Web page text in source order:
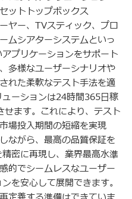
ットトップボックス
ヤー、TVスティック、プロ
ムシアターシステムといっ
プリケーションをサポート
多様なユーザーシナリオや
れた柔軟なテスト手法を適
ーションは24時間365日稼
ます。これにより、テスト
場投入期間の短縮を実現
ながら、最高の品質保証を
密に再現し、業界最高水準
的でシームレスなユーザー
を安心して展開できます。